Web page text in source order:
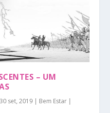
– UM
30 set, 2019 | Bem Estar |